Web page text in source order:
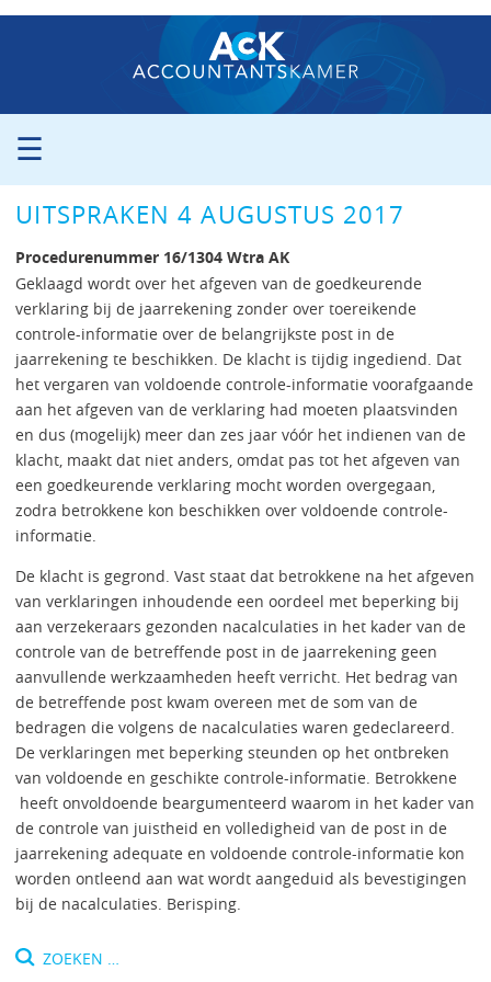
☰
ORGANISATIE
PROCEDURE
PERS
PUBLICATIES
UITSPRAKEN
ZITTINGSAGENDA
CONTACT
UITSPRAKEN 4 AUGUSTUS 2017
Procedurenummer 16/1304 Wtra AK
Geklaagd wordt over het afgeven van de goedkeurende
verklaring bij de jaarrekening zonder over toereikende
controle-informatie over de belangrijkste post in de
jaarrekening te beschikken. De klacht is tijdig ingediend. Dat
het vergaren van voldoende controle-informatie voorafgaande
aan het afgeven van de verklaring had moeten plaatsvinden
en dus (mogelijk) meer dan zes jaar vóór het indienen van de
klacht, maakt dat niet anders, omdat pas tot het afgeven van
een goedkeurende verklaring mocht worden overgegaan,
zodra betrokkene kon beschikken over voldoende controle-
informatie.
De klacht is gegrond. Vast staat dat betrokkene na het afgeven
van verklaringen inhoudende een oordeel met beperking bij
aan verzekeraars gezonden nacalculaties in het kader van de
controle van de betreffende post in de jaarrekening geen
aanvullende werkzaamheden heeft verricht. Het bedrag van
de betreffende post kwam overeen met de som van de
bedragen die volgens de nacalculaties waren gedeclareerd.
De verklaringen met beperking steunden op het ontbreken
van voldoende en geschikte controle-informatie. Betrokkene
heeft onvoldoende beargumenteerd waarom in het kader van
de controle van juistheid en volledigheid van de post in de
jaarrekening adequate en voldoende controle-informatie kon
worden ontleend aan wat wordt aangeduid als bevestigingen
bij de nacalculaties. Berisping.
Zoeken